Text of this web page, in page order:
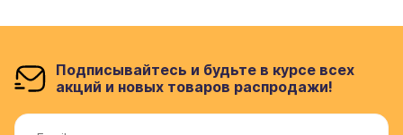
Подписывайтесь и будьте в курсе всех
акций и новых товаров распродажи!